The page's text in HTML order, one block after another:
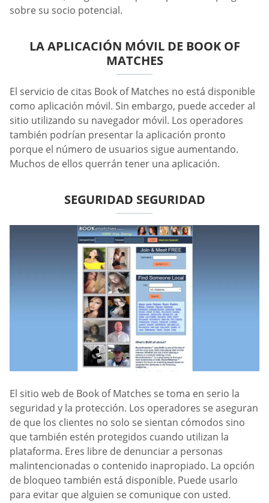
sobre su socio potencial.
LA APLICACIÓN MÓVIL DE BOOK OF
MATCHES
El servicio de citas Book of Matches no está disponible
como aplicación móvil. Sin embargo, puede acceder al
sitio utilizando su navegador móvil. Los operadores
también podrían presentar la aplicación pronto
porque el número de usuarios sigue aumentando.
Muchos de ellos querrán tener una aplicación.
SEGURIDAD SEGURIDAD
El sitio web de Book of Matches se toma en serio la
seguridad y la protección. Los operadores se aseguran
de que los clientes no solo se sientan cómodos sino
que también estén protegidos cuando utilizan la
plataforma. Eres libre de denunciar a personas
malintencionadas o contenido inapropiado. La opción
de bloqueo también está disponible. Puede usarlo
para evitar que alguien se comunique con usted.